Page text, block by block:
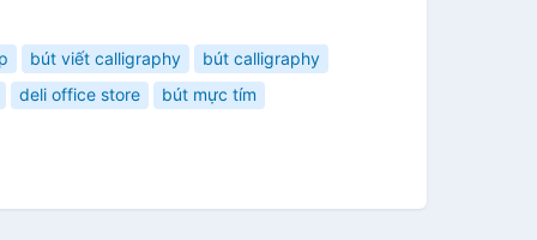
bút viết calligraphy
bút calligraphy
deli office store
bút mực tím